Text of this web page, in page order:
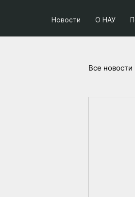
Новости О НАУ
Все новости